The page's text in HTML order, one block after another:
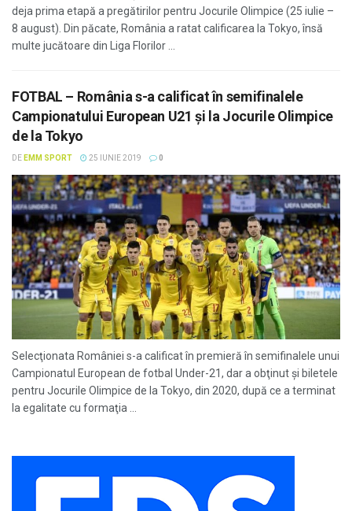
deja prima etapă a pregătirilor pentru Jocurile Olimpice (25 iulie –
8 august). Din păcate, România a ratat calificarea la Tokyo, însă
multe jucătoare din Liga Florilor ...
FOTBAL – România s-a calificat în semifinalele
Campionatului European U21 și la Jocurile Olimpice
de la Tokyo
DE EMM SPORT 25 IUNIE 2019 0
Selecţionata României s-a calificat în premieră în semifinalele unui
Campionatul European de fotbal Under-21, dar a obţinut şi biletele
pentru Jocurile Olimpice de la Tokyo, din 2020, după ce a terminat
la egalitate cu formaţia ...